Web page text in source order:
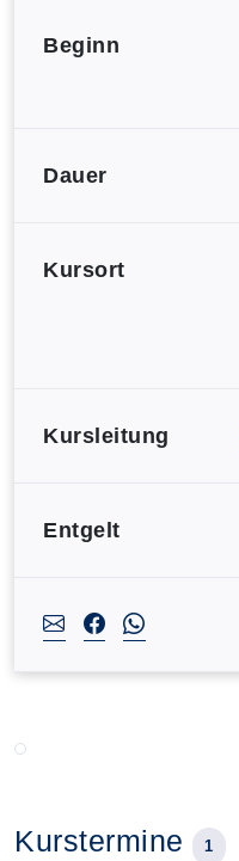
Beginn
Dauer
Kursort
Kursleitung
Entgelt
Kurstermine 1